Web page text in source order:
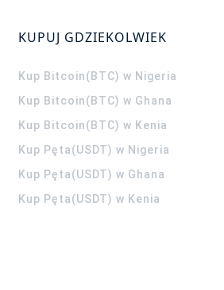
KUPUJ GDZIEKOLWIEK
Kup Bitcoin(BTC) w Nigeria
Kup Bitcoin(BTC) w Ghana
Kup Bitcoin(BTC) w Kenia
Kup Pęta(USDT) w Nigeria
Kup Pęta(USDT) w Ghana
Kup Pęta(USDT) w Kenia